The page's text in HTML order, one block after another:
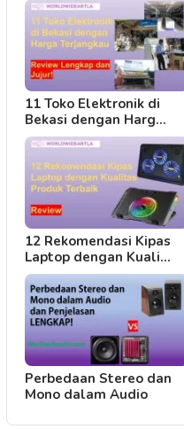
11 Toko Elektronik di
Bekasi dengan Harg…
12 Rekomendasi Kipas
Laptop dengan Kuali…
Perbedaan Stereo dan
Mono dalam Audio